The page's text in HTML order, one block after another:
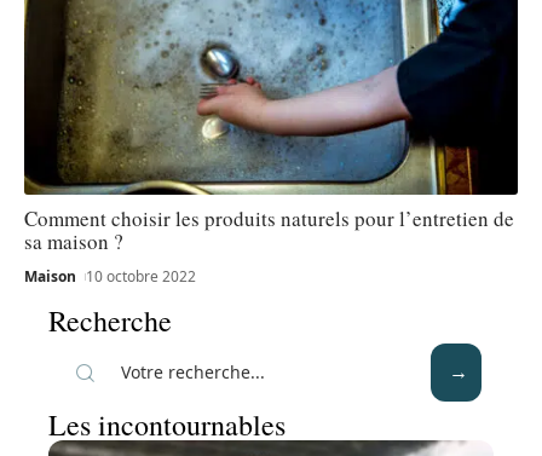
Comment choisir les produits naturels pour l’entretien de
sa maison ?
Maison 10 octobre 2022
Recherche
Les incontournables